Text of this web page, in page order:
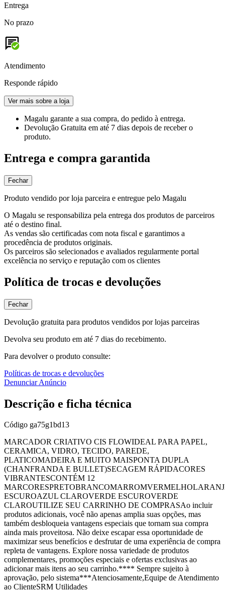
Entrega
No prazo
Atendimento
Responde rápido
Ver mais sobre a loja
Magalu garante a sua compra, do pedido à entrega.
Devolução Gratuita em até 7 dias depois de receber o
produto.
Entrega e compra garantida
Fechar
Produto vendido por loja parceira e entregue pelo Magalu
O Magalu se responsabiliza pela entrega dos produtos de parceiros
até o destino final.
As vendas são certificadas com nota fiscal e garantimos a
procedência de produtos originais.
Os parceiros são selecionados e avaliados regularmente portal
excelência no serviço e reputação com os clientes
Política de trocas e devoluções
Fechar
Devolução gratuita para produtos vendidos por lojas parceiras
Devolva seu produto em até 7 dias do recebimento.
Para devolver o produto consulte:
Políticas de trocas e devoluções
Denunciar Anúncio
Descrição e ficha técnica
Código ga75g1bd13
MARCADOR CRIATIVO CIS FLOWIDEAL PARA PAPEL,
CERAMICA, VIDRO, TECIDO, PAREDE,
PLATICOMADEIRA E MUITO MAISPONTA DUPLA
(CHANFRANDA E BULLET)SECAGEM RÁPIDACORES
VIBRANTESCONTÉM 12
ESCUROAZUL CLAROVERDE ESCUROVERDE
CLAROUTILIZE SEU CARRINHO DE COMPRASAo incluir
produtos adicionais, você não apenas amplia suas opções, mas
também desbloqueia vantagens especiais que tornam sua compra
ainda mais proveitosa. Não deixe escapar essa oportunidade de
maximizar seus benefícios e desfrutar de uma experiência de compra
repleta de vantagens. Explore nossa variedade de produtos
complementares, promoções especiais e ofertas exclusivas ao
adicionar mais itens ao seu carrinho.**** Sempre sujeito à
aprovação, pelo sistema***Atenciosamente,Equipe de Atendimento
ao ClienteSRM Utilidades